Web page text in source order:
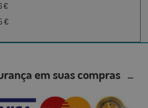
€
€
em suas compras